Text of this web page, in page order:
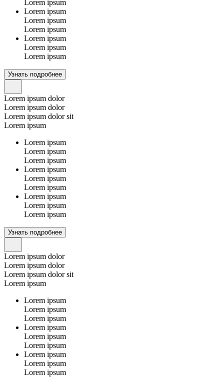
Lorem ipsum
Lorem ipsum
Lorem ipsum
Lorem ipsum
Lorem ipsum
Lorem ipsum
Lorem ipsum
Узнать подробнее
Lorem ipsum dolor
Lorem ipsum dolor
Lorem ipsum dolor sit
Lorem ipsum
Lorem ipsum
Lorem ipsum
Lorem ipsum
Lorem ipsum
Lorem ipsum
Lorem ipsum
Lorem ipsum
Lorem ipsum
Lorem ipsum
Узнать подробнее
Lorem ipsum dolor
Lorem ipsum dolor
Lorem ipsum dolor sit
Lorem ipsum
Lorem ipsum
Lorem ipsum
Lorem ipsum
Lorem ipsum
Lorem ipsum
Lorem ipsum
Lorem ipsum
Lorem ipsum
Lorem ipsum